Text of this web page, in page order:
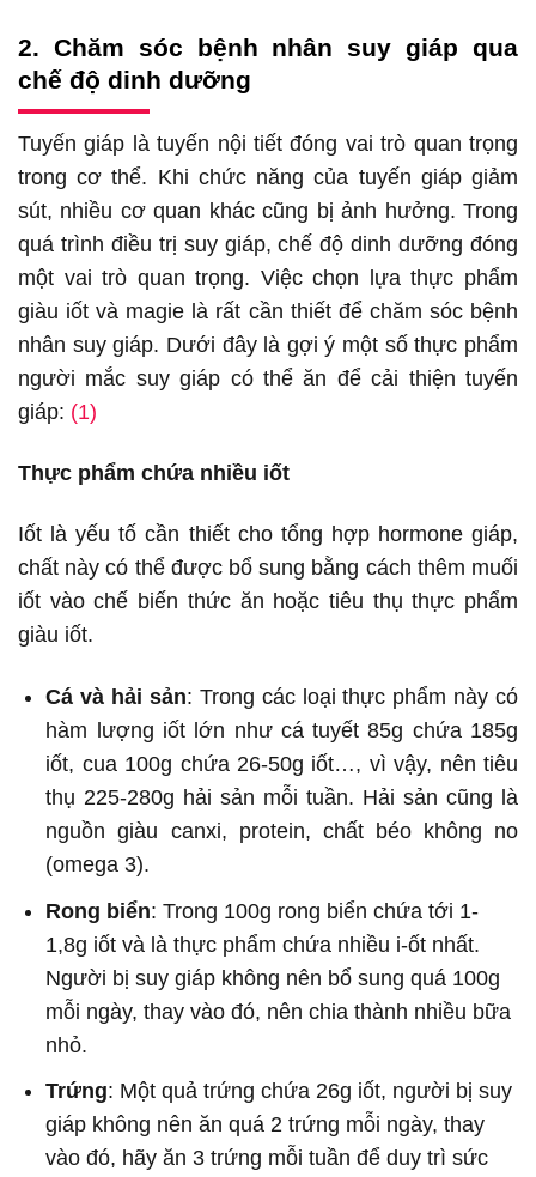
2. Chăm sóc bệnh nhân suy giáp qua
chế độ dinh dưỡng
Tuyến giáp là tuyến nội tiết đóng vai trò quan trọng
trong cơ thể. Khi chức năng của tuyến giáp giảm
sút, nhiều cơ quan khác cũng bị ảnh hưởng. Trong
quá trình điều trị suy giáp, chế độ dinh dưỡng đóng
một vai trò quan trọng. Việc chọn lựa thực phẩm
giàu iốt và magie là rất cần thiết để chăm sóc bệnh
nhân suy giáp. Dưới đây là gợi ý một số thực phẩm
người mắc suy giáp có thể ăn để cải thiện tuyến
giáp: (1)
Thực phẩm chứa nhiều iốt
Iốt là yếu tố cần thiết cho tổng hợp hormone giáp,
chất này có thể được bổ sung bằng cách thêm muối
iốt vào chế biến thức ăn hoặc tiêu thụ thực phẩm
giàu iốt.
Cá và hải sản: Trong các loại thực phẩm này có
hàm lượng iốt lớn như cá tuyết 85g chứa 185g
iốt, cua 100g chứa 26-50g iốt…, vì vậy, nên tiêu
thụ 225-280g hải sản mỗi tuần. Hải sản cũng là
nguồn giàu canxi, protein, chất béo không no
(omega 3).
Rong biển: Trong 100g rong biển chứa tới 1-
1,8g iốt và là thực phẩm chứa nhiều i-ốt nhất.
Người bị suy giáp không nên bổ sung quá 100g
mỗi ngày, thay vào đó, nên chia thành nhiều bữa
nhỏ.
Trứng: Một quả trứng chứa 26g iốt, người bị suy
giáp không nên ăn quá 2 trứng mỗi ngày, thay
vào đó, hãy ăn 3 trứng mỗi tuần để duy trì sức